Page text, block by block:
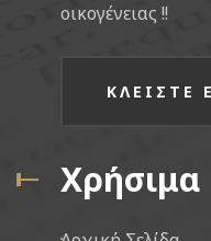
οικογένειας !!
ΚΛΕΙΣΤΕ